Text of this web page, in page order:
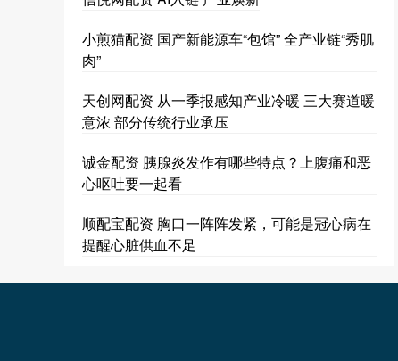
小煎猫配资 国产新能源车“包馆” 全产业链“秀肌
肉”
天创网配资 从一季报感知产业冷暖 三大赛道暖
意浓 部分传统行业承压
诚金配资 胰腺炎发作有哪些特点？上腹痛和恶
心呕吐要一起看
顺配宝配资 胸口一阵阵发紧，可能是冠心病在
提醒心脏供血不足